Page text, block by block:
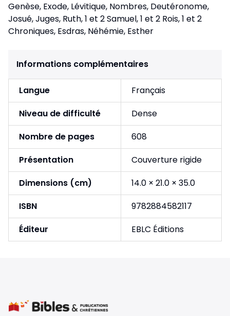
Genèse, Exode, Lévitique, Nombres, Deutéronome,
Josué, Juges, Ruth, 1 et 2 Samuel, 1 et 2 Rois, 1 et 2
Chroniques, Esdras, Néhémie, Esther
Informations complémentaires
Langue
Français
Niveau de difficulté
Dense
Nombre de pages
608
Présentation
Couverture rigide
Dimensions (cm)
14.0 × 21.0 × 35.0
ISBN
9782884582117
Éditeur
EBLC Éditions